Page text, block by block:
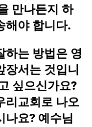
만나든지 하
해야 합니다.
하는 방법은 영
장서는 것입니
싶으신가요?
리교회로 나오
나요? 예수님